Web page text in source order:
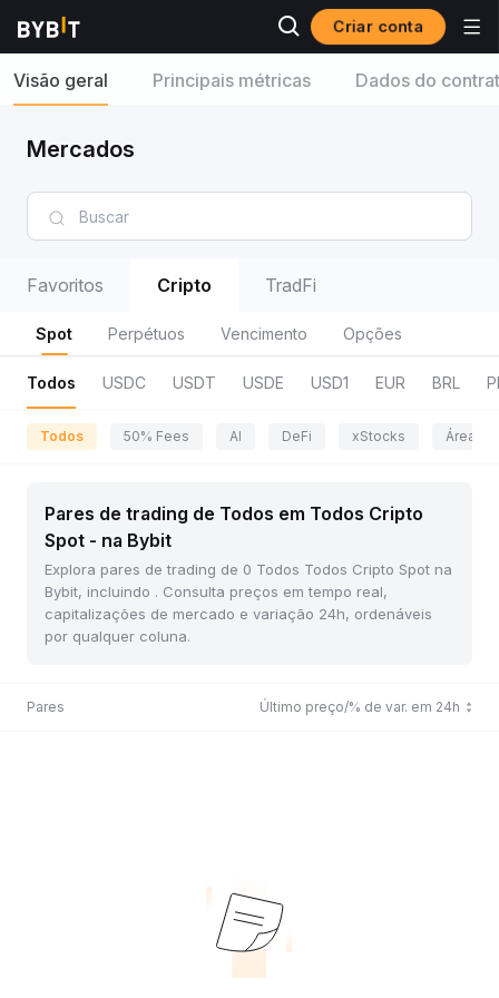
Criar conta
Visão geral Principais métricas Dados do
Mercados
Favoritos Cripto TradFi
Spot Perpétuos Vencimento Opções
Todos USDC USDT USDE USD1 EUR BRL
Todos 50% Fees AI DeFi xStocks Área da
Pares de trading de Todos em Todos Cripto
Spot - na Bybit
Explora pares de trading de 0 Todos Todos Cripto Spot na
Bybit, incluindo . Consulta preços em tempo real,
capitalizações de mercado e variação 24h, ordenáveis
por qualquer coluna.
Pares Último preço/% de var. em 24h